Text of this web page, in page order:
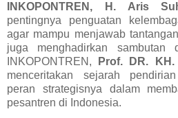
INKOPONTREN, H. Aris
pentingnya penguatan
agar mampu menjawab
juga menghadirkan
INKOPONTREN,
Prof. DR.
menceritakan sejarah
peran strategisnya dalam
pesantren di Indonesia.